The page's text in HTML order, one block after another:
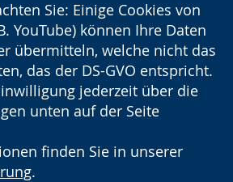
Sie: Einige Cookies von
YouTube) können Ihre Daten
übermitteln, welche nicht das
das der DS-GVO entspricht.
jederzeit über die
unten auf der Seite
finden Sie in unserer
.